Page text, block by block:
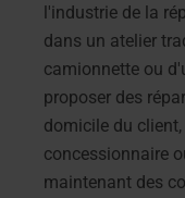
l'industrie de la
dans un atelier
camionnette ou
proposer des
domicile du
concessionnaire
maintenant des